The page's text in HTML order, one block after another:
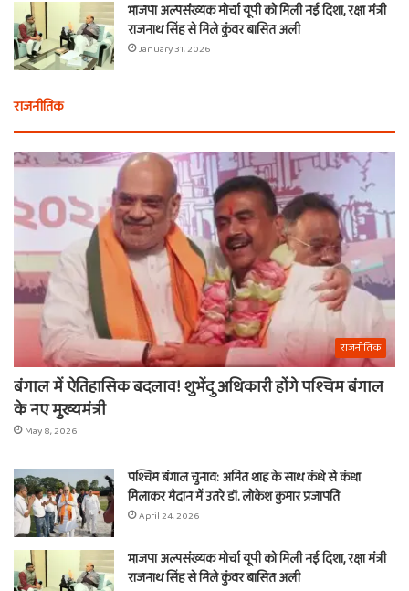
भाजपा अल्पसंख्यक मोर्चा यूपी को मिली नई दिशा, रक्षा मंत्री
राजनाथ सिंह से मिले कुंवर बासित अली
January 31, 2026
राजनीतिक
राजनीतिक
बंगाल में ऐतिहासिक बदलाव! शुभेंदु अधिकारी होंगे पश्चिम बंगाल
के नए मुख्यमंत्री
May 8, 2026
पश्चिम बंगाल चुनाव: अमित शाह के साथ कंधे से कंधा
मिलाकर मैदान में उतरे डॉ. लोकेश कुमार प्रजापति
April 24, 2026
भाजपा अल्पसंख्यक मोर्चा यूपी को मिली नई दिशा, रक्षा मंत्री
राजनाथ सिंह से मिले कुंवर बासित अली